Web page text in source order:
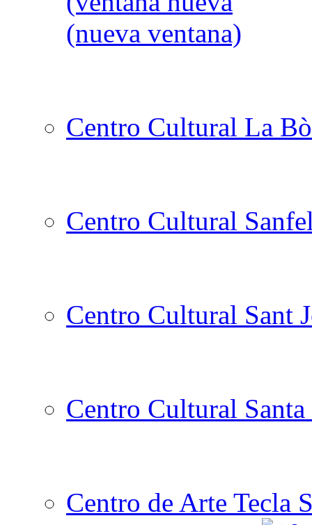
Centro Cultural La
Centro Cultural
Centro Cultural Sant
Centro Cultural
Centro de Arte Tecla